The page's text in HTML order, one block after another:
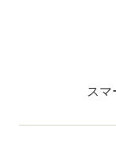
スマ